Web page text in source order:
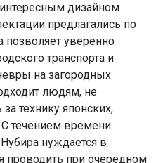
дизайном
предлагались по
уверенно
транспорта и
на загородных
людям, не
технику японских,
течением времени
нуждается в
проводить при очередном